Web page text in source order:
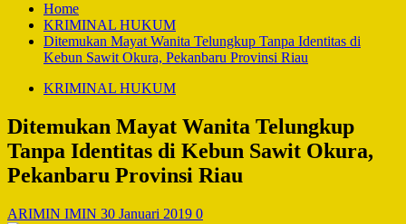
Home
KRIMINAL HUKUM
Ditemukan Mayat Wanita Telungkup Tanpa Identitas di
Kebun Sawit Okura, Pekanbaru Provinsi Riau
KRIMINAL HUKUM
Ditemukan Mayat Wanita Telungkup
Tanpa Identitas di Kebun Sawit Okura,
Pekanbaru Provinsi Riau
ARIMIN IMIN 30 Januari 2019 0